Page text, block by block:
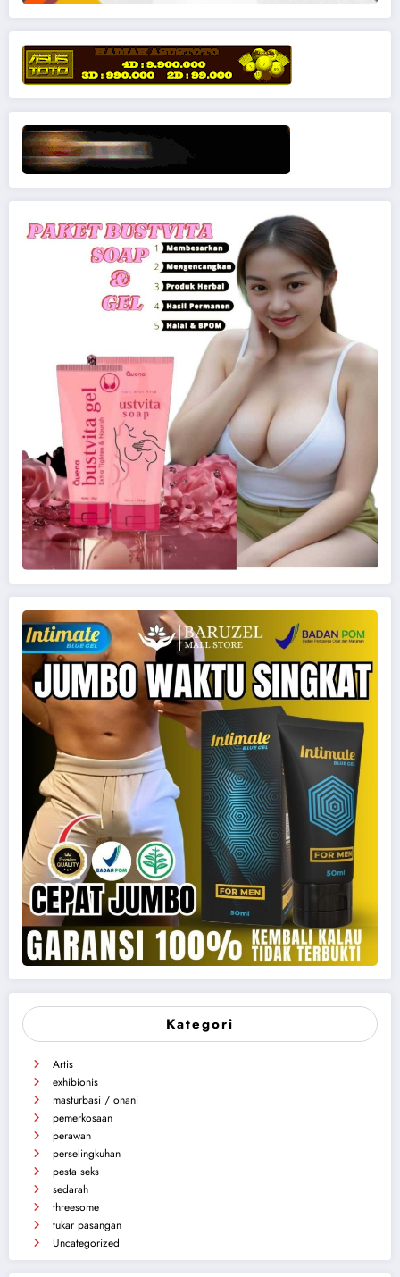
Kategori
Artis
exhibionis
masturbasi / onani
pemerkosaan
perawan
perselingkuhan
pesta seks
sedarah
threesome
tukar pasangan
Uncategorized